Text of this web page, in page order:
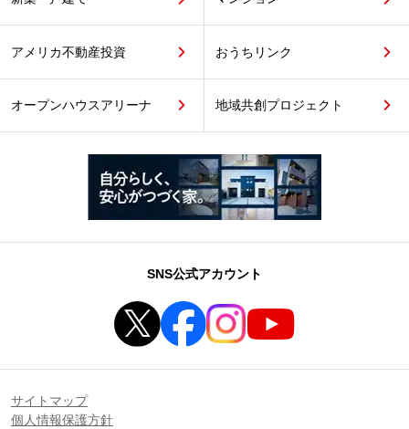
アメリカ不動産投資 おうちリンク
オープンハウスアリーナ 地域共創プロジェクト
SNS公式アカウント
サイトマップ
個人情報保護方針